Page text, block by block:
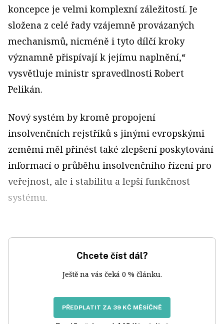
koncepce je velmi komplexní záležitostí. Je
složena z celé řady vzájemně provázaných
mechanismů, nicméně i tyto dílčí kroky
významně přispívají k jejímu naplnění,“
vysvětluje ministr spravedlnosti Robert
Pelikán.
Nový systém by kromě propojení
insolvenčních rejstříků s jinými evropskými
zeměmi měl přinést také zlepšení poskytování
informací o průběhu insolvenčního řízení pro
veřejnost, ale i stabilitu a lepší funkčnost
systému.
Chcete číst dál?
Ještě na vás čeká 0 % článku.
PŘEDPLATIT ZA 39 KČ MĚSÍČNĚ